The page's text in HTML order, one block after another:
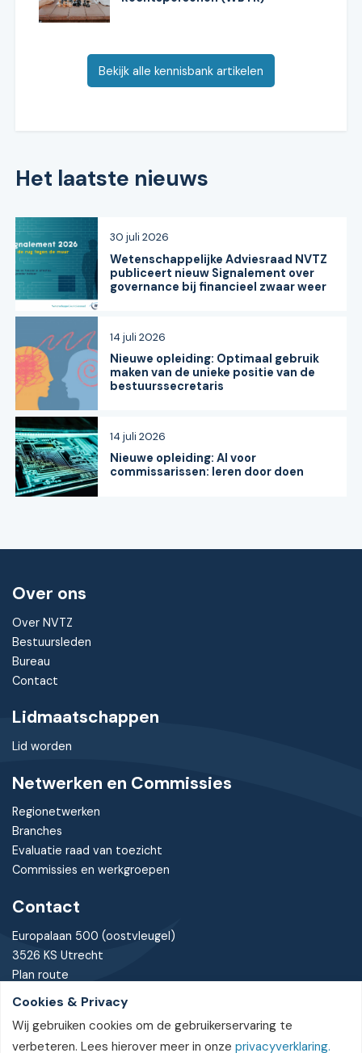
Cookies & Privacy
Wij gebruiken cookies om de gebruikerservaring te
verbeteren. Lees hierover meer in onzeprivacyverklaring.
Bekijk alle kennisbank artikelen
Het laatste nieuws
Wetenschappelijke Adviesraad NVTZ
publiceert nieuw Signalement over
governance bij financieel zwaar weer
30 juli 2026
Nieuwe opleiding: Optimaal gebruik
maken van de unieke positie van de
bestuurssecretaris
14 juli 2026
Nieuwe opleiding: AI voor
commissarissen: leren door doen
14 juli 2026
Over ons
Over NVTZ
Bestuursleden
Bureau
Contact
Lidmaatschappen
Lid worden
Netwerken en Commissies
Regionetwerken
Branches
Evaluatie raad van toezicht
Commissies en werkgroepen
Contact
Europalaan 500 (oostvleugel)
3526 KS Utrecht
Plan route
030 - 7370085
bureau@nvtz.nl